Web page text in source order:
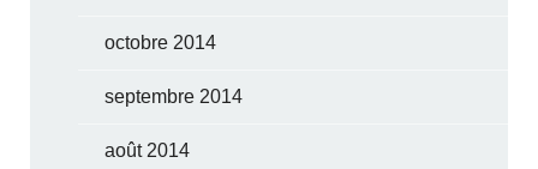
octobre 2014
septembre 2014
août 2014